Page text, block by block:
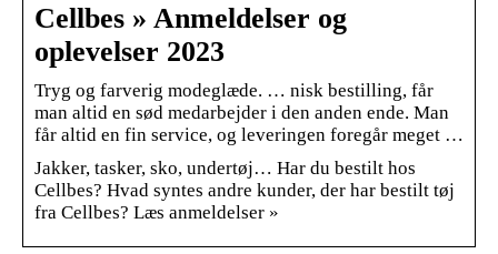
Cellbes » Anmeldelser og
oplevelser 2023
Tryg og farverig modeglæde. … nisk bestilling, får
man altid en sød medarbejder i den anden ende. Man
får altid en fin service, og leveringen foregår meget …
Jakker, tasker, sko, undertøj… Har du bestilt hos
Cellbes? Hvad syntes andre kunder, der har bestilt tøj
fra Cellbes? Læs anmeldelser »